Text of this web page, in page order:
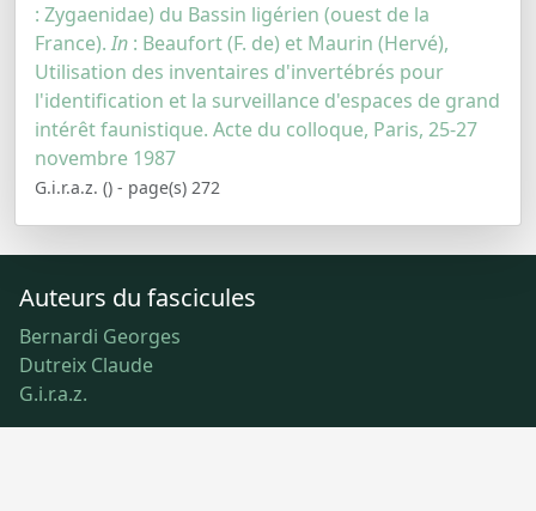
: Zygaenidae) du Bassin ligérien (ouest de la
France).In : Beaufort (F. de) et Maurin (Hervé),
Utilisation des inventaires d'invertébrés pour
l'identification et la surveillance d'espaces de grand
intérêt faunistique. Acte du colloque, Paris, 25-27
novembre 1987
G.i.r.a.z. () - page(s) 272
Auteurs du fascicules
Bernardi Georges
Dutreix Claude
G.i.r.a.z.